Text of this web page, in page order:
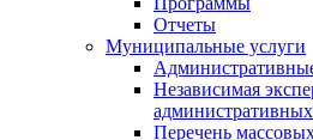
Отчеты
Муниципальные услуги
Независимая
Перечень